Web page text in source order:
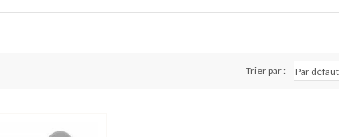
Trier par :